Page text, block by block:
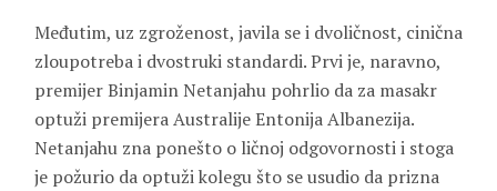
Međutim, uz zgroženost, javila se i dvoličnost, cinična
zloupotreba i dvostruki standardi. Prvi je, naravno,
premijer Binjamin Netanjahu pohrlio da za masakr
optuži premijera Australije Entonija Albanezija.
Netanjahu zna ponešto o ličnoj odgovornosti i stoga
je požurio da optuži kolegu što se usudio da prizna